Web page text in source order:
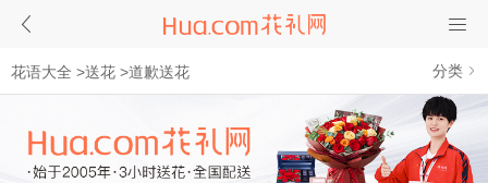
花语大全 >送花 >道歉送花 分类